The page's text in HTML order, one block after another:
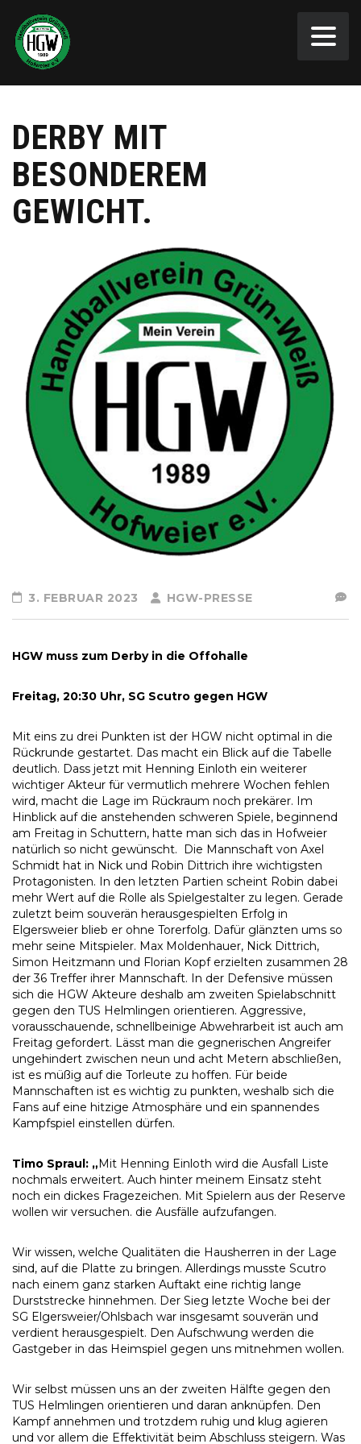
DERBY MIT
BESONDEREM
GEWICHT.
3. FEBRUAR 2023 HGW-PRESSE
HGW muss zum Derby in die Offohalle
Freitag, 20:30 Uhr, SG Scutro gegen HGW
Mit eins zu drei Punkten ist der HGW nicht optimal in die
Rückrunde gestartet. Das macht ein Blick auf die Tabelle
deutlich. Dass jetzt mit Henning Einloth ein weiterer
wichtiger Akteur für vermutlich mehrere Wochen fehlen
wird, macht die Lage im Rückraum noch prekärer. Im
Hinblick auf die anstehenden schweren Spiele, beginnend
am Freitag in Schuttern, hatte man sich das in Hofweier
natürlich so nicht gewünscht. Die Mannschaft von Axel
Schmidt hat in Nick und Robin Dittrich ihre wichtigsten
Protagonisten. In den letzten Partien scheint Robin dabei
mehr Wert auf die Rolle als Spielgestalter zu legen. Gerade
zuletzt beim souverän herausgespielten Erfolg in
Elgersweier blieb er ohne Torerfolg. Dafür glänzten ums so
mehr seine Mitspieler. Max Moldenhauer, Nick Dittrich,
Simon Heitzmann und Florian Kopf erzielten zusammen 28
der 36 Treffer ihrer Mannschaft. In der Defensive müssen
sich die HGW Akteure deshalb am zweiten Spielabschnitt
gegen den TUS Helmlingen orientieren. Aggressive,
vorausschauende, schnellbeinige Abwehrarbeit ist auch am
Freitag gefordert. Lässt man die gegnerischen Angreifer
ungehindert zwischen neun und acht Metern abschließen,
ist es müßig auf die Torleute zu hoffen. Für beide
Mannschaften ist es wichtig zu punkten, weshalb sich die
Fans auf eine hitzige Atmosphäre und ein spannendes
Kampfspiel einstellen dürfen.
Timo Spraul: „Mit Henning Einloth wird die Ausfall Liste
nochmals erweitert. Auch hinter meinem Einsatz steht
noch ein dickes Fragezeichen. Mit Spielern aus der Reserve
wollen wir versuchen. die Ausfälle aufzufangen.
Wir wissen, welche Qualitäten die Hausherren in der Lage
sind, auf die Platte zu bringen. Allerdings musste Scutro
nach einem ganz starken Auftakt eine richtig lange
Durststrecke hinnehmen. Der Sieg letzte Woche bei der
SG Elgersweier/Ohlsbach war insgesamt souverän und
verdient herausgespielt. Den Aufschwung werden die
Gastgeber in das Heimspiel gegen uns mitnehmen wollen.
Wir selbst müssen uns an der zweiten Hälfte gegen den
TUS Helmlingen orientieren und daran anknüpfen. Den
Kampf annehmen und trotzdem ruhig und klug agieren
und vor allem die Effektivität beim Abschluss steigern. Was